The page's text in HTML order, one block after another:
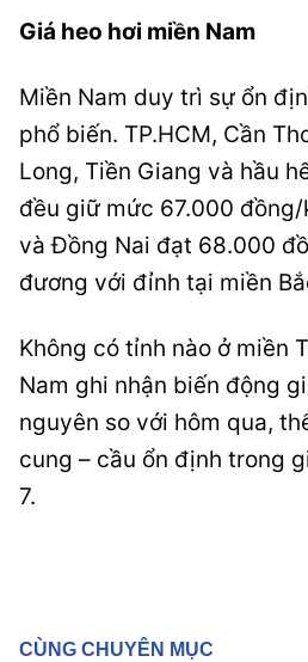
Giá heo hơi miền Nam
Miền Nam duy trì sự ổn
phổ biến. TP.HCM, Cần
Long, Tiền Giang và hầu
đều giữ mức 67.000
và Đồng Nai đạt 68.000
đương với đỉnh tại miền
Không có tỉnh nào ở miền
Nam ghi nhận biến động
nguyên so với hôm qua,
cung – cầu ổn định trong
7.
CÙNG CHUYÊN MỤC